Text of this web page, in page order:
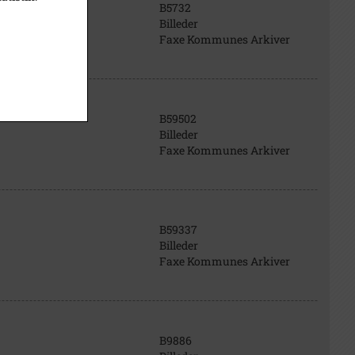
B5732
Billeder
Faxe Kommunes Arkiver
B59502
Billeder
Faxe Kommunes Arkiver
B59337
Billeder
Faxe Kommunes Arkiver
B9886